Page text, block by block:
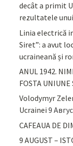
decât a primit
rezultatele
Linia electrică
Siret”: a avut
ucraineană și
ANUL 1942.
FOSTA
Volodymyr
Ucrainei 9
CAFEAUA DE
9 AUGUST –